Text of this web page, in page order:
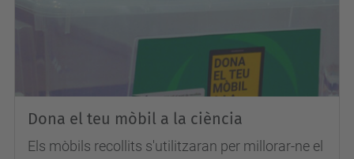
Dona el teu mòbil a la ciència
Els mòbils recollits s'utilitzaran per millorar-ne el